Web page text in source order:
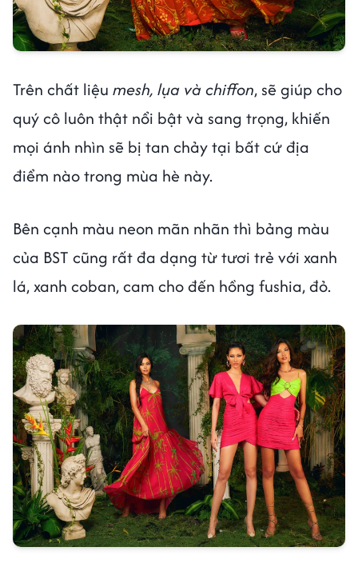
Trên chất liệu mesh, lụa và chiffon, sẽ giúp cho
quý cô luôn thật nổi bật và sang trọng, khiến
mọi ánh nhìn sẽ bị tan chảy tại bất cứ địa
điểm nào trong mùa hè này.
Bên cạnh màu neon mãn nhãn thì bảng màu
của BST cũng rất đa dạng từ tươi trẻ với xanh
lá, xanh coban, cam cho đến hồng fushia, đỏ.